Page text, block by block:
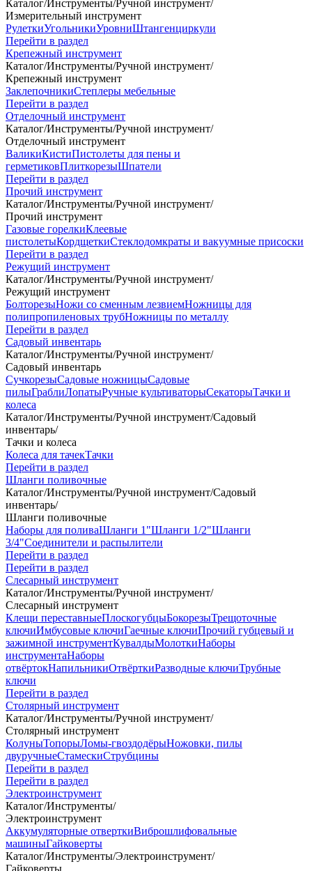
Каталог/Инструменты/Ручной инструмент/
Измерительный инструмент
РулеткиУгольникиУровниШтангенциркули
Перейти в раздел
Крепежный инструмент
Каталог/Инструменты/Ручной инструмент/
Крепежный инструмент
ЗаклепочникиСтеплеры мебельные
Перейти в раздел
Отделочный инструмент
Каталог/Инструменты/Ручной инструмент/
Отделочный инструмент
ВаликиКистиПистолеты для пены и
герметиковПлиткорезыШпатели
Перейти в раздел
Прочий инструмент
Каталог/Инструменты/Ручной инструмент/
Прочий инструмент
Газовые горелкиКлеевые
пистолетыКордщеткиСтеклодомкраты и вакуумные присоски
Перейти в раздел
Режущий инструмент
Каталог/Инструменты/Ручной инструмент/
Режущий инструмент
БолторезыНожи со сменным лезвиемНожницы для
полипропиленовых трубНожницы по металлу
Перейти в раздел
Садовый инвентарь
Каталог/Инструменты/Ручной инструмент/
Садовый инвентарь
СучкорезыСадовые ножницыСадовые
пилыГраблиЛопатыРучные культиваторыСекаторыТачки и
колеса
Каталог/Инструменты/Ручной инструмент/Садовый
инвентарь/
Тачки и колеса
Колеса для тачекТачки
Перейти в раздел
Шланги поливочные
Каталог/Инструменты/Ручной инструмент/Садовый
инвентарь/
Шланги поливочные
Наборы для поливаШланги 1"Шланги 1/2"Шланги
3/4"Соединители и распылители
Перейти в раздел
Перейти в раздел
Слесарный инструмент
Каталог/Инструменты/Ручной инструмент/
Слесарный инструмент
Клещи переставныеПлоскогубцыБокорезыТрещоточные
ключиИмбусовые ключиГаечные ключиПрочий губцевый и
зажимной инструментКувалдыМолоткиНаборы
инструментаНаборы
отвёртокНапильникиОтвёрткиРазводные ключиТрубные
ключи
Перейти в раздел
Столярный инструмент
Каталог/Инструменты/Ручной инструмент/
Столярный инструмент
КолуныТопорыЛомы-гвоздодёрыНожовки, пилы
двуручныеСтамескиСтрубцины
Перейти в раздел
Перейти в раздел
Электроинструмент
Каталог/Инструменты/
Электроинструмент
Аккумуляторные отверткиВиброшлифовальные
машиныГайковерты
Каталог/Инструменты/Электроинструмент/
Гайковерты